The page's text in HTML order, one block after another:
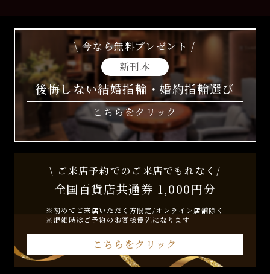
\ 今なら無料プレゼント /
新刊本
後悔しない結婚指輪・婚約指輪選び
こちらをクリック
\ ご来店予約でのご来店でもれなく/
全国百貨店共通券 1,000円分
※初めてご来店いただく方限定/オンライン店舗除く
※混雑時はご予約のお客様優先になります
こちらをクリック